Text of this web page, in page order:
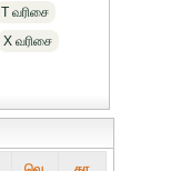
T வரிசை
X வரிசை